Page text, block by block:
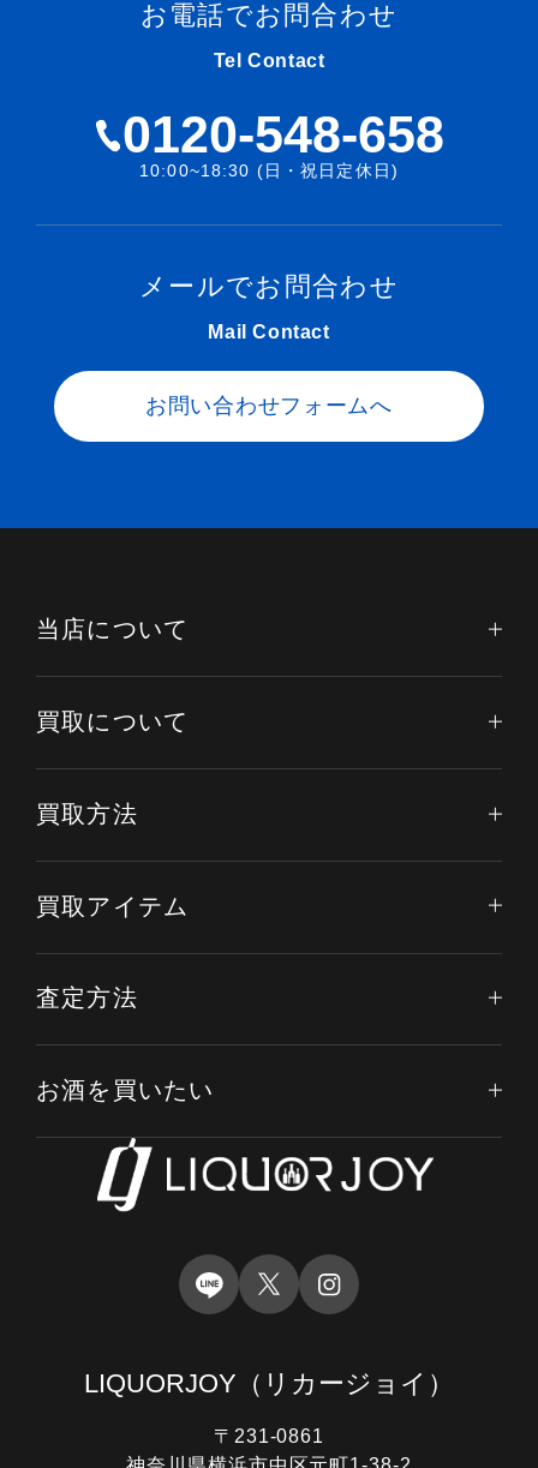
お電話でお問合わせ
Tel Contact
0120-548-658
10:00~18:30 (日・祝日定休日)
メールでお問合わせ
Mail Contact
お問い合わせフォームへ
LIQUORJOY （リカージョイ）
〒231-0861
当店について
買取について
買取方法
買取アイテム
査定方法
お酒を買いたい
LINE査定